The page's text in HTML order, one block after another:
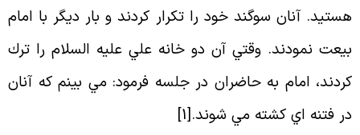
آنان سوگند خود را تكرار كردند و بار ديگر با امام
نمودند. وقتي آن دو خانه علي عليه السلام را ترك
امام به حاضران در جلسه فرمود: مي بينم كه آنان
فتنه اي كشته مي شوند.[
1
]